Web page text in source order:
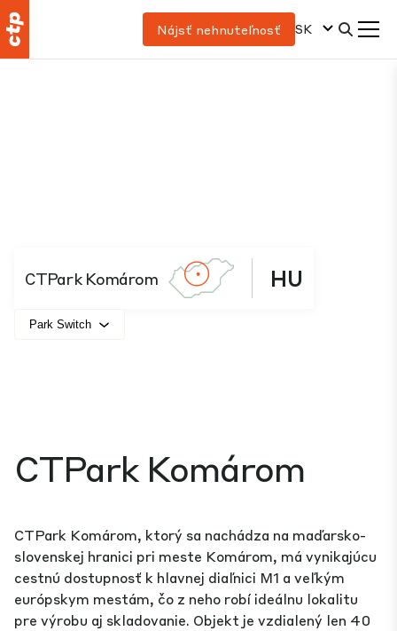
Nájsť nehnuteľnosť SK
CTPark Komárom HU
Park Switch
CTPark Komárom
CTPark Komárom, ktorý sa nachádza na maďarsko-
slovenskej hranici pri meste Komárom, má vynikajúcu
cestnú dostupnosť k hlavnej diaľnici M1 a veľkým
európskym mestám, čo z neho robí ideálnu lokalitu
pre výrobu aj skladovanie. Objekt je vzdialený len 40